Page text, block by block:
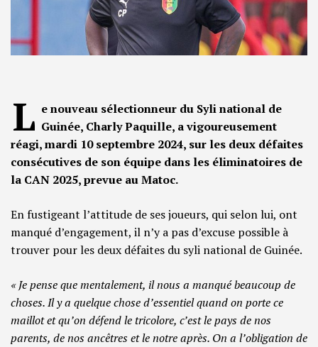
L e nouveau sélectionneur du Syli national de
Guinée, Charly Paquille, a vigoureusement
réagi, mardi 10 septembre 2024, sur les deux défaites
consécutives de son équipe dans les éliminatoires de
la CAN 2025, prevue au Matoc.
En fustigeant l’attitude de ses joueurs, qui selon lui, ont
manqué d’engagement, il n’y a pas d’excuse possible à
trouver pour les deux défaites du syli national de Guinée.
« Je pense que mentalement, il nous a manqué beaucoup de
choses. Il y a quelque chose d’essentiel quand on porte ce
maillot et qu’on défend le tricolore, c’est le pays de nos
parents, de nos ancêtres et le notre après. On a l’obligation de